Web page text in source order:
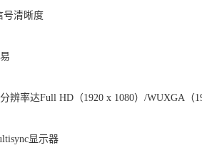
号清晰度
辨率达Full HD（1920 x 1080）/WUXGA（
显示器